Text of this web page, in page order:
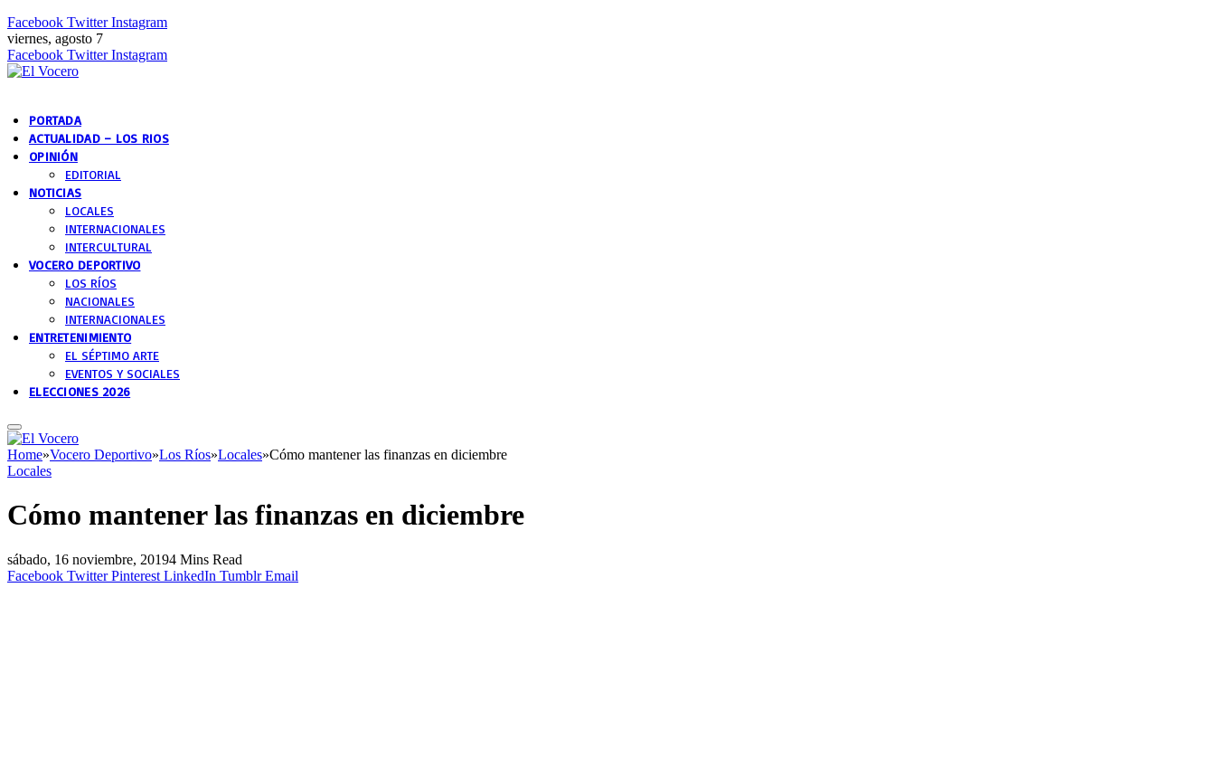
Facebook Twitter Instagram
viernes, agosto 7
Facebook Twitter Instagram
PORTADA
ACTUALIDAD – LOS RIOS
OPINIÓN
EDITORIAL
NOTICIAS
LOCALES
INTERNACIONALES
INTERCULTURAL
VOCERO DEPORTIVO
LOS RÍOS
NACIONALES
INTERNACIONALES
ENTRETENIMIENTO
EL SÉPTIMO ARTE
EVENTOS Y SOCIALES
ELECCIONES 2026
Home»Vocero Deportivo»Los Ríos»Locales»Cómo mantener las finanzas en diciembre
Locales
Cómo mantener las finanzas en diciembre
sábado, 16 noviembre, 20194 Mins Read
Facebook Twitter Pinterest LinkedIn Tumblr Email